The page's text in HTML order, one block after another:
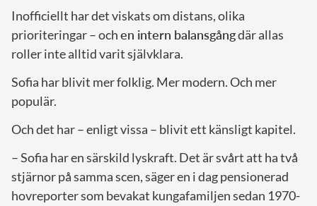
Inofficiellt har det viskats om distans, olika
prioriteringar – ochen intern balansgångdär allas
roller inte alltid varit självklara.
Sofia har blivit mer folklig. Mer modern. Och mer
populär.
Och det har – enligt vissa – blivit ett känsligt kapitel.
– Sofia har en särskild lyskraft. Det är svårt att ha två
stjärnor på samma scen, säger en i dag pensionerad
hovreporter som bevakat kungafamiljen sedan 1970-